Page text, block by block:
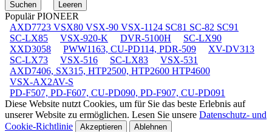
Populär PIONEER
AXD7723 VSX80 VSX-90 VSX-1124 SC81 SC-82 SC91
SC-LX85
VSX-920-K DVR-5100H
SC-LX90
XXD3058
PWW1163, CU-PD114, PDR-509
XV-DV313
SC-LX73
VSX-516 SC-LX83
VSX-531
AXD7406, SX315, HTP2500, HTP2600 HTP4600
VSX-AX2AV-S
PD-F507, PD-F607, CU-PD090, PD-F907, CU-PD091
Diese Website nutzt Cookies, um für Sie das beste Erlebnis auf
unserer Website zu ermöglichen. Lesen Sie unsere Datenschutz- und
Cookie-Richtlinie
Akzeptieren Ablehnen